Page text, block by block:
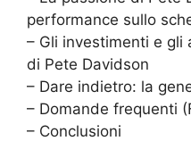
performance sullo
– Gli investimenti e gli
di Pete Davidson
– Dare indietro: la
– Domande frequenti
– Conclusioni